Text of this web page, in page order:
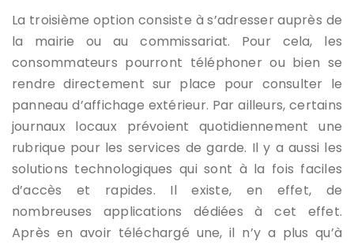
La troisième option consiste à s’adresser auprès de
la mairie ou au commissariat. Pour cela, les
consommateurs pourront téléphoner ou bien se
rendre directement sur place pour consulter le
panneau d’affichage extérieur. Par ailleurs, certains
journaux locaux prévoient quotidiennement une
rubrique pour les services de garde. Il y a aussi les
solutions technologiques qui sont à la fois faciles
d’accès et rapides. Il existe, en effet, de
nombreuses applications dédiées à cet effet.
Après en avoir téléchargé une, il n’y a plus qu’à